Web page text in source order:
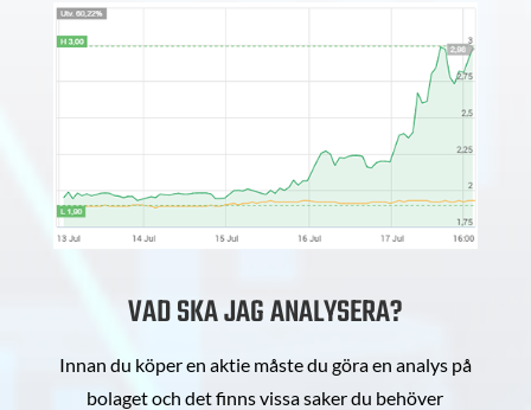
VAD SKA JAG ANALYSERA?
Innan du köper en aktie måste du göra en analys på
bolaget och det finns vissa saker du behöver